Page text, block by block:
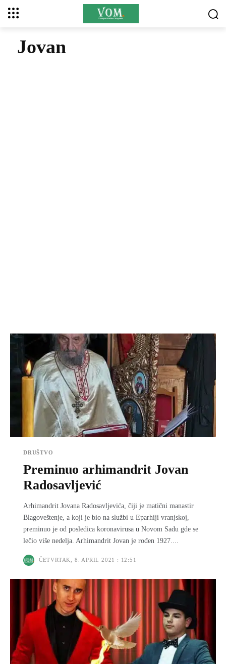
Jovan
DRUŠTVO
Preminuo arhimandrit Jovan
Radosavljević
Arhimandrit Jovana Radosavljevića, čiji je matični manastir
Blagoveštenje, a koji je bio na službi u Eparhiji vranjskoj,
preminuo je od posledica koronavirusa u Novom Sadu gde se
lečio više nedelja. Arhimandrit Jovan je rođen 1927....
ČETVRTAK, 8. APRIL 2021 : 12:51